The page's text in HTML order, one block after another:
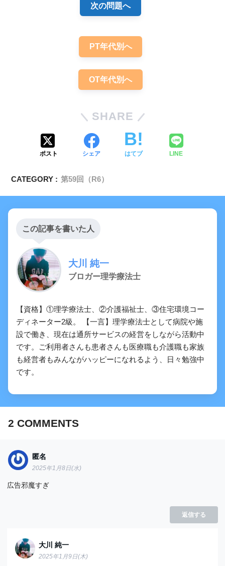
左肺に浸潤影（すりガラス陰影
間質性肺炎
次の問題へ
PT年代別へ
OT年代別へ
SHARE
ポスト シェア はてブ LINE
CATEGORY : 第59回（R6）
この記事を書いた人
大川 純一
ブロガー理学療法士
【資格】①理学療法士、②介護福祉士、③住宅環境コー
ディネーター2級。 【一言】理学療法士として病院や施
設で働き、現在は通所サービスの経営をしながら活動中
です。ご利用者さんも患者さんも医療職も介護職も家族
も経営者もみんながハッピーになれるよう、日々勉強中
です。
2 COMMENTS
匿名
2025年1月8日(水)
広告邪魔すぎ
返信する
大川 純一
2025年1月9日(木)